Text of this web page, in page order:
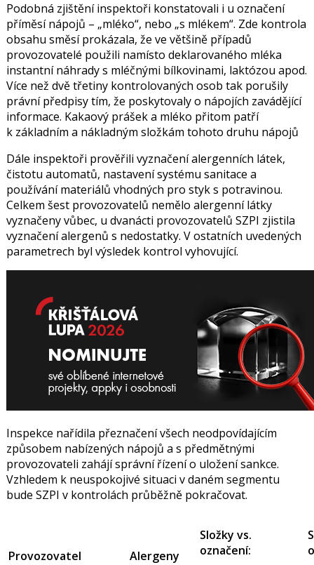
Podobná zjištění inspektoři konstatovali i u označení
příměsí nápojů – „mléko“, nebo „s mlékem“. Zde kontrola
obsahu směsí prokázala, že ve většině případů
provozovatelé použili namísto deklarovaného mléka
instantní náhrady s mléčnými bílkovinami, laktózou apod.
Více než dvě třetiny kontrolovaných osob tak porušily
právní předpisy tím, že poskytovaly o nápojích zavádějící
informace. Kakaový prášek a mléko přitom patří
k základním a nákladným složkám tohoto druhu nápojů
Dále inspektoři prověřili vyznačení alergenních látek,
čistotu automatů, nastavení systému sanitace a
používání materiálů vhodných pro styk s potravinou.
Celkem šest provozovatelů nemělo alergenní látky
vyznačeny vůbec, u dvanácti provozovatelů SZPI zjistila
vyznačení alergenů s nedostatky. V ostatních uvedených
parametrech byl výsledek kontrol vyhovující.
Inspekce nařídila přeznačení všech neodpovídajícím
způsobem nabízených nápojů a s předmětnými
provozovateli zahájí správní řízení o uložení sankce.
Vzhledem k neuspokojivé situaci v daném segmentu
bude SZPI v kontrolách průběžně pokračovat.
Provozovatel Alergeny
Složky vs.
označení: